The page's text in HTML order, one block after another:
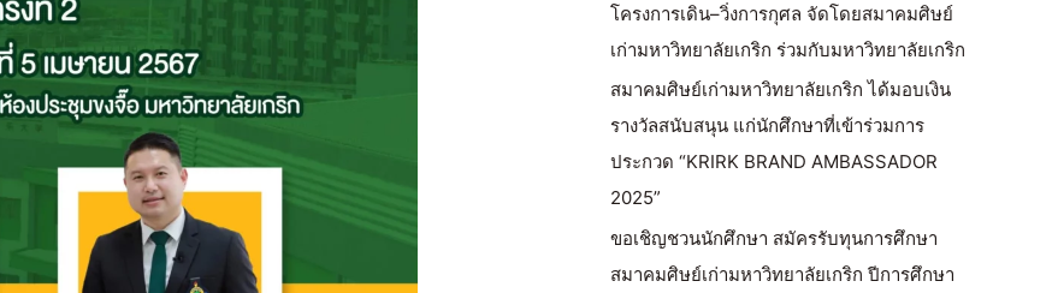
โครงการเดิน–วิ่งการกุศล จัดโดยสมาคมศิษย์
เก่ามหาวิทยาลัยเกริก ร่วมกับมหาวิทยาลัยเกริก
สมาคมศิษย์เก่ามหาวิทยาลัยเกริก ได้มอบเงิน
รางวัลสนับสนุน แก่นักศึกษาที่เข้าร่วมการ
ประกวด “KRIRK BRAND AMBASSADOR
2025”
ขอเชิญชวนนักศึกษา สมัครรับทุนการศึกษา
สมาคมศิษย์เก่ามหาวิทยาลัยเกริก ปีการศึกษา